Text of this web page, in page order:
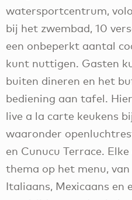
watersportcentrum,
bij het zwembad, 10
een onbeperkt aantal
kunt nuttigen. Gasten
buiten dineren en het
bediening aan tafel.
live a la carte keukens
waaronder
en Cunucu Terrace.
thema op het menu,
Italiaans, Mexicaans en